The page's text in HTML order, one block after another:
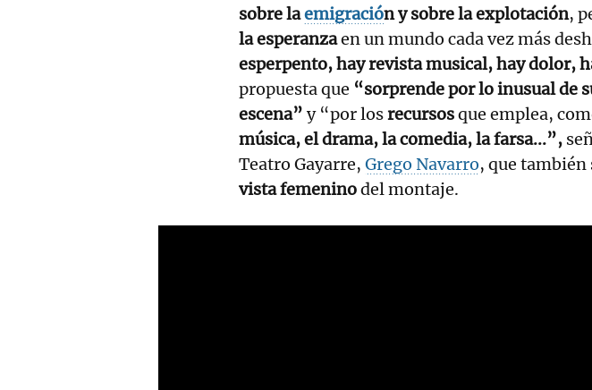
sobre laemigración y sobre la explotación,
la esperanzaen un mundo cada vez más
esperpento, hay revista musical, hay dolor,
propuesta que “sorprende por lo inusual de
escena” y “por losrecursosque emplea,
música, el drama, la comedia, la farsa...”,
Teatro Gayarre, Grego Navarro, que también
vista femeninodel montaje.